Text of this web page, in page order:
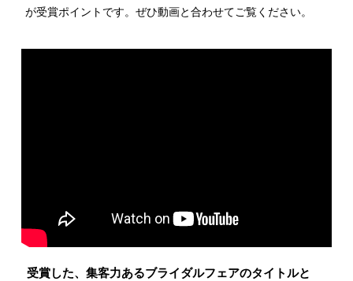
が受賞ポイントです。ぜひ動画と合わせてご覧ください。
受賞した、集客力あるブライダルフェアのタイトルと